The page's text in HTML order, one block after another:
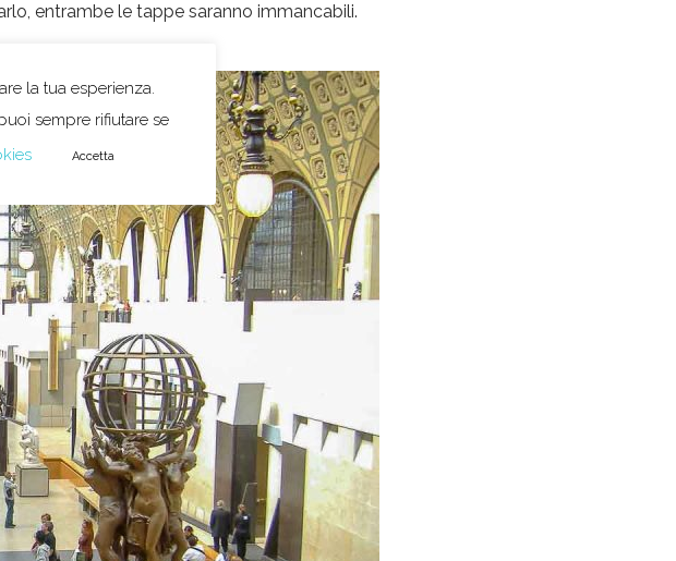
entrambe le tappe saranno immancabili.
la tua esperienza.
sempre rifiutare se
Accetta